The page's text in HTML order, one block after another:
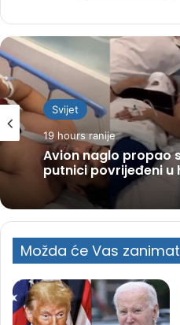
Svijet
19 hours ranije
Avion naglo propao
putnici povrijeđeni u
Možda će Vas